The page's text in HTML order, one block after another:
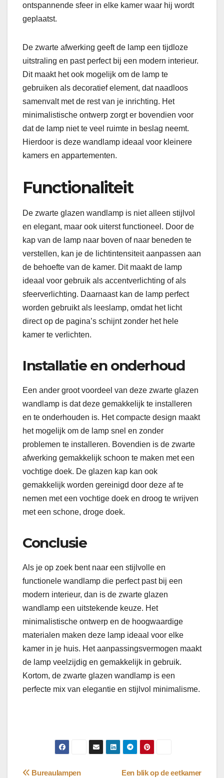
ontspannende sfeer in elke kamer waar hij wordt
geplaatst.
De zwarte afwerking geeft de lamp een tijdloze
uitstraling en past perfect bij een modern interieur.
Dit maakt het ook mogelijk om de lamp te
gebruiken als decoratief element, dat naadloos
samenvalt met de rest van je inrichting. Het
minimalistische ontwerp zorgt er bovendien voor
dat de lamp niet te veel ruimte in beslag neemt.
Hierdoor is deze wandlamp ideaal voor kleinere
kamers en appartementen.
Functionaliteit
De zwarte glazen wandlamp is niet alleen stijlvol
en elegant, maar ook uiterst functioneel. Door de
kap van de lamp naar boven of naar beneden te
verstellen, kan je de lichtintensiteit aanpassen aan
de behoefte van de kamer. Dit maakt de lamp
ideaal voor gebruik als accentverlichting of als
sfeerverlichting. Daarnaast kan de lamp perfect
worden gebruikt als leeslamp, omdat het licht
direct op de pagina’s schijnt zonder het hele
kamer te verlichten.
Installatie en onderhoud
Een ander groot voordeel van deze zwarte glazen
wandlamp is dat deze gemakkelijk te installeren
en te onderhouden is. Het compacte design maakt
het mogelijk om de lamp snel en zonder
problemen te installeren. Bovendien is de zwarte
afwerking gemakkelijk schoon te maken met een
vochtige doek. De glazen kap kan ook
gemakkelijk worden gereinigd door deze af te
nemen met een vochtige doek en droog te wrijven
met een schone, droge doek.
Conclusie
Als je op zoek bent naar een stijlvolle en
functionele wandlamp die perfect past bij een
modern interieur, dan is de zwarte glazen
wandlamp een uitstekende keuze. Het
minimalistische ontwerp en de hoogwaardige
materialen maken deze lamp ideaal voor elke
kamer in je huis. Het aanpassingsvermogen maakt
de lamp veelzijdig en gemakkelijk in gebruik.
Kortom, de zwarte glazen wandlamp is een
perfecte mix van elegantie en stijlvol minimalisme.
Een blik op de eetkamer
Bureaulampen